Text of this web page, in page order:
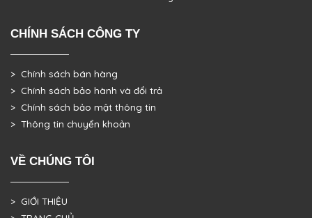
CHÍNH SÁCH CÔNG TY
> Chính sách bán hàng
> Chính sách bảo hành và đổi trả
> Chính sách bảo mật thông tin
> Thông tin chuyển khoản
VỀ CHÚNG TÔI
> GIỚI THIỆU